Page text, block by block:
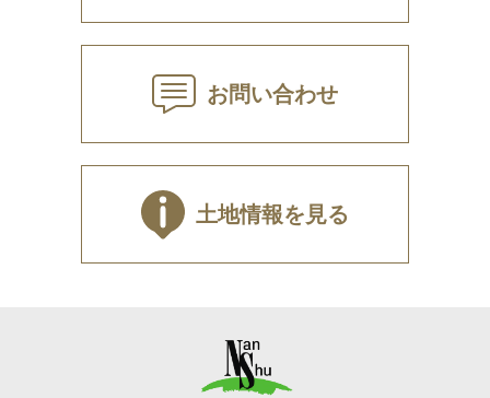
お問い合わせ
土地情報を見る